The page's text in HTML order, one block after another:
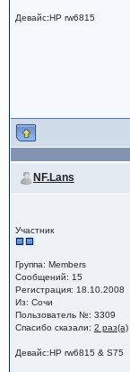
Девайс:HP rw6815
NF.Lans
Участник
Группа: Members
Сообщений: 15
Регистрация: 18.10.2008
Из: Сочи
Пользователь №: 3309
Спасибо сказали: 2 раз(а)
Девайс:HP rw6815 & S75